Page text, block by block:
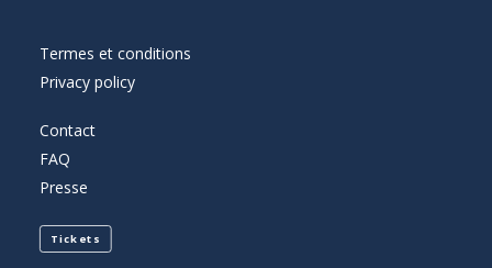
Termes et conditions
Privacy policy
Contact
FAQ
Presse
Tickets